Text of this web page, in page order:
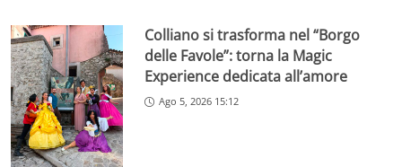
Colliano si trasforma nel “Borgo
delle Favole”: torna la Magic
Experience dedicata all’amore
Ago 5, 2026 15:12